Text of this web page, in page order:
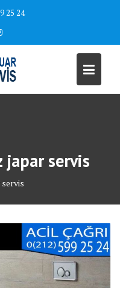
25 24
japar servis